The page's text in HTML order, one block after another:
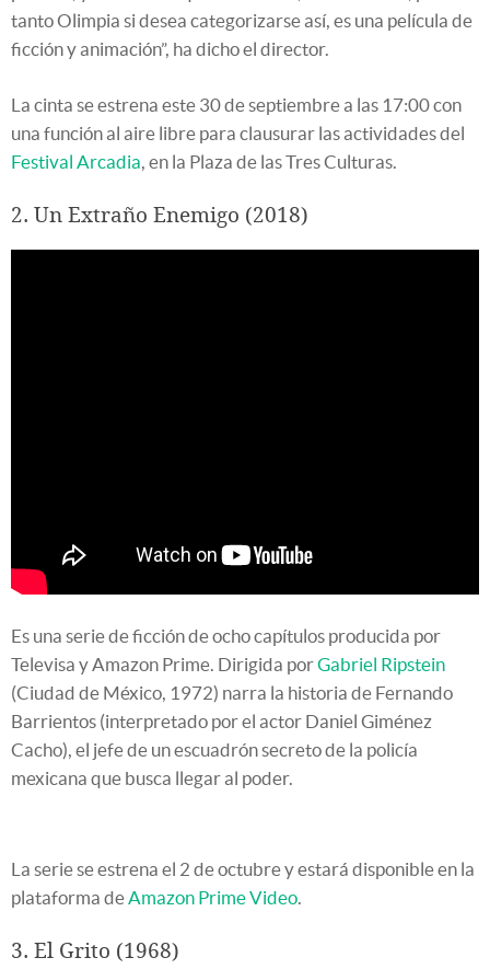
tanto Olimpia si desea categorizarse así, es una película de
ficción y animación”, ha dicho el director.
La cinta se estrena este 30 de septiembre a las 17:00 con
una función al aire libre para clausurar las actividades del
Festival Arcadia, en la Plaza de las Tres Culturas.
2. Un Extraño Enemigo (2018)
Es una serie de ficción de ocho capítulos producida por
Televisa y Amazon Prime. Dirigida porGabriel Ripstein
(Ciudad de México, 1972) narra la historia de Fernando
Barrientos (interpretado por el actor Daniel Giménez
Cacho), el jefe de un escuadrón secreto de la policía
mexicana que busca llegar al poder.
La serie se estrena el 2 de octubre y estará disponible en la
plataforma deAmazon Prime Video.
3. El Grito (1968)